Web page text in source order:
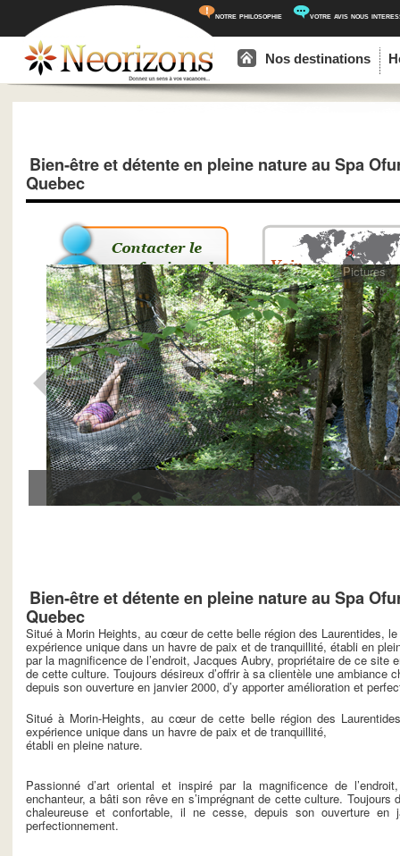
notre philosophie votre avis nous
Aller au contenu principal
Aller au contenu secondaire
Nos destinations
Pictures
Bien-être et détente en pleine nature au Spa
Quebec
Bien-être et détente en pleine nature au Spa
Quebec
Situé à Morin Heights, au cœur de cette belle région des Laurentides,
expérience unique dans un havre de paix et de tranquillité, établi en
par la magnificence de l’endroit, Jacques Aubry, propriétaire de ce site
de cette culture. Toujours désireux d’offrir à sa clientèle une ambiance
depuis son ouverture en janvier 2000, d’y apporter amélioration et
Situé à Morin-Heights, au cœur de cette belle région des
expérience unique dans un havre de paix et de tranquillité,
établi en pleine nature.
Passionné d’art oriental et inspiré par la magnificence de
enchanteur, a bâti son rêve en s’imprégnant de cette culture. Toujours
chaleureuse et confortable, il ne cesse, depuis son ouverture en
perfectionnement.